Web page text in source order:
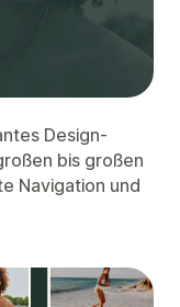
Design-
bis großen
Navigation und